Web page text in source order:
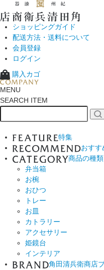
ショッピングガイド
配送方法・送料について
会員登録
ログイン
購入カゴ
MENU
SEARCH ITEM
特集
おすす
商品の種類
弁当箱
お椀
おひつ
トレー
お皿
カトラリー
アクセサリー
姫鏡台
インテリア
角田清兵衛商店